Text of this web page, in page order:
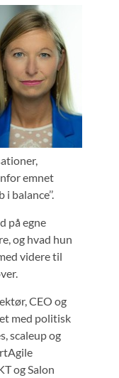
emnet
balance’’.
på egne
og hvad hun
videre til
CEO og
med politisk
scaleup og
og Salon